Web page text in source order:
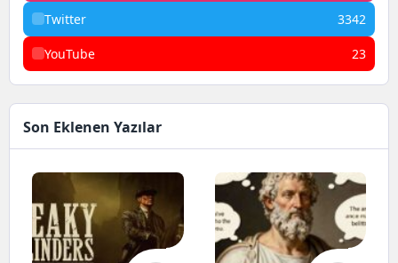
Twitter 3342
YouTube 23
Son Eklenen Yazılar